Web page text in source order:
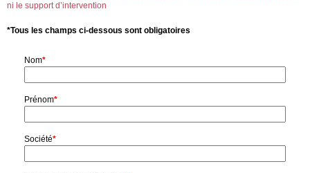
ni le support d’intervention
*Tous les champs ci-dessous sont obligatoires
Nom*
Prénom*
Société*